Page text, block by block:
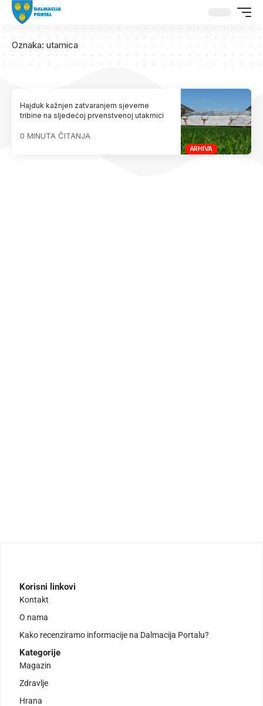
Oznaka: utamica
ARHIVA
Hajduk kažnjen zatvaranjem sjeverne
tribine na sljedećoj prvenstvenoj utakmici
0 MINUTA ČITANJA
Korisni linkovi
Kontakt
O nama
Kako recenziramo informacije na Dalmacija Portalu?
Kategorije
Magazin
Zdravlje
Hrana